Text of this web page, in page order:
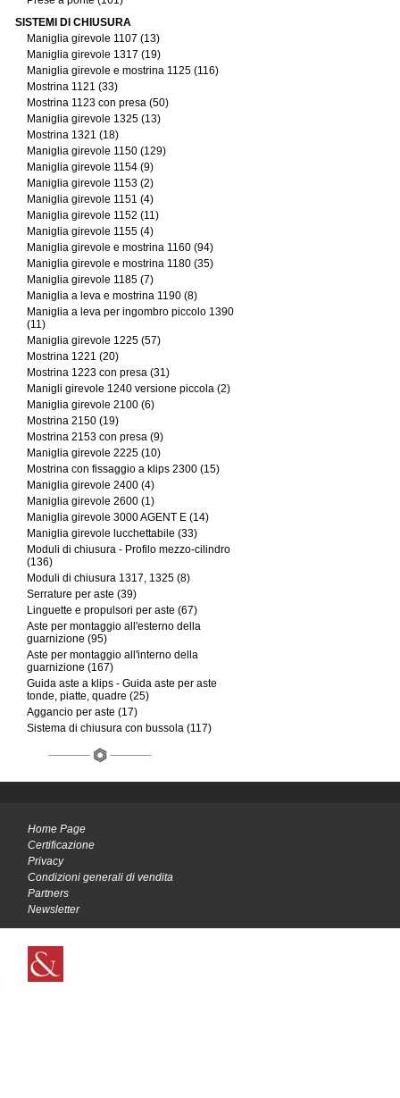
SISTEMI DI CHIUSURA
Maniglia girevole 1107 (13)
Maniglia girevole 1317 (19)
Maniglia girevole e mostrina 1125 (116)
Mostrina 1121 (33)
Mostrina 1123 con presa (50)
Maniglia girevole 1325 (13)
Mostrina 1321 (18)
Maniglia girevole 1150 (129)
Maniglia girevole 1154 (9)
Maniglia girevole 1153 (2)
Maniglia girevole 1151 (4)
Maniglia girevole 1152 (11)
Maniglia girevole 1155 (4)
Maniglia girevole e mostrina 1160 (94)
Maniglia girevole e mostrina 1180 (35)
Maniglia girevole 1185 (7)
Maniglia a leva e mostrina 1190 (8)
Maniglia a leva per ingombro piccolo 1390
(11)
Maniglia girevole 1225 (57)
Mostrina 1221 (20)
Mostrina 1223 con presa (31)
Manigli girevole 1240 versione piccola (2)
Maniglia girevole 2100 (6)
Mostrina 2150 (19)
Mostrina 2153 con presa (9)
Maniglia girevole 2225 (10)
Mostrina con fissaggio a klips 2300 (15)
Maniglia girevole 2400 (4)
Maniglia girevole 2600 (1)
Maniglia girevole 3000 AGENT E (14)
Maniglia girevole lucchettabile (33)
Moduli di chiusura - Profilo mezzo-cilindro
(136)
Moduli di chiusura 1317, 1325 (8)
Serrature per aste (39)
Linguette e propulsori per aste (67)
Aste per montaggio all'esterno della
guarnizione (95)
Aste per montaggio all'interno della
guarnizione (167)
Guida aste a klips - Guida aste per aste
tonde, piatte, quadre (25)
Aggancio per aste (17)
Sistema di chiusura con bussola (117)
Home Page
Certificazione
Privacy
Condizioni generali di vendita
Partners
Newsletter